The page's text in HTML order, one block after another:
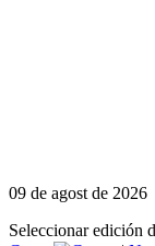
09 de agost de 2026
Seleccionar edición